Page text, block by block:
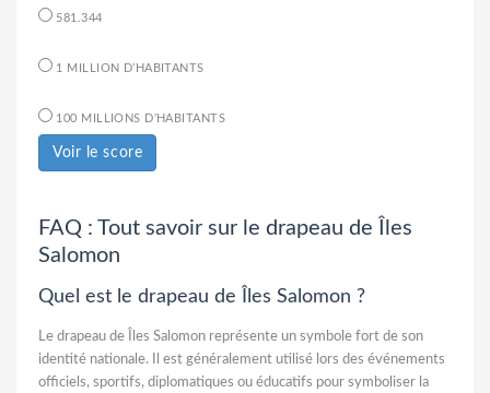
581.344
1 MILLION D’HABITANTS
100 MILLIONS D’HABITANTS
Voir le score
FAQ : Tout savoir sur le drapeau de Îles
Salomon
Quel est le drapeau de Îles Salomon ?
Le drapeau de Îles Salomon représente un symbole fort de son
identité nationale. Il est généralement utilisé lors des événements
officiels, sportifs, diplomatiques ou éducatifs pour symboliser la